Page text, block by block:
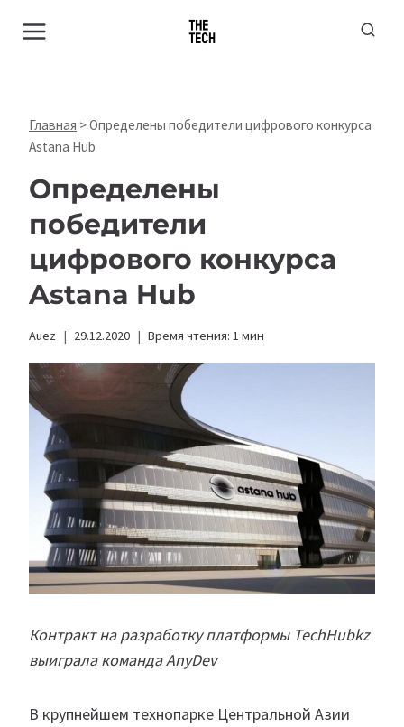
Главная >Определены победители цифрового конкурса
Astana Hub
Определены
победители
цифрового конкурса
Astana Hub
Auez 29.12.2020 Время чтения: 1 мин
Контракт на разработку платформы TechHubkz
выиграла команда AnyDev
В крупнейшем технопарке Центральной Азии